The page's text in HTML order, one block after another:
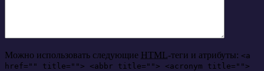
Можно использовать следующие HTML-теги и атрибуты: <a
href="" title=""> <abbr title=""> <acronym title="">